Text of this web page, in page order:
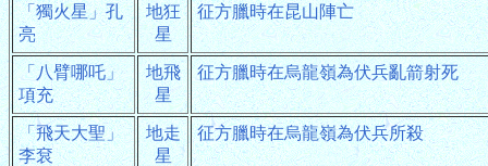
「獨火星」孔
亮
地狂
星
征方臘時在昆山陣亡
「八臂哪吒」
項充
地飛
星
征方臘時在烏龍嶺為伏兵亂箭射死
「飛天大聖」
李袞
地走
星
征方臘時在烏龍嶺為伏兵所殺